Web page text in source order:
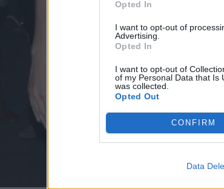
Opted In
I want to opt-out of
Advertising.
Opted In
I want to opt-out of
of my Personal Data that Is
was collected.
Opted Out
CONFIRM
Data